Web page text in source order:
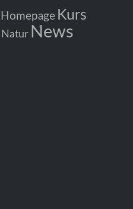
Homepage Kurs
Natur News